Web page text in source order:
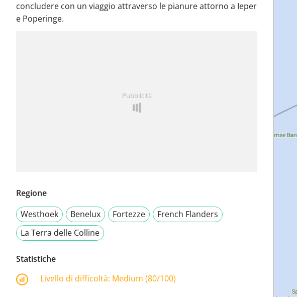
concludere con un viaggio attraverso le pianure attorno a Ieper
e Poperinge.
Pubblicità
Regione
Westhoek
Benelux Fortezze
French Flanders
La Terra delle Colline
Statistiche
Livello di difficoltà: Medium (80/100)